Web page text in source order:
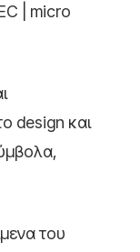
| micro
design και
του